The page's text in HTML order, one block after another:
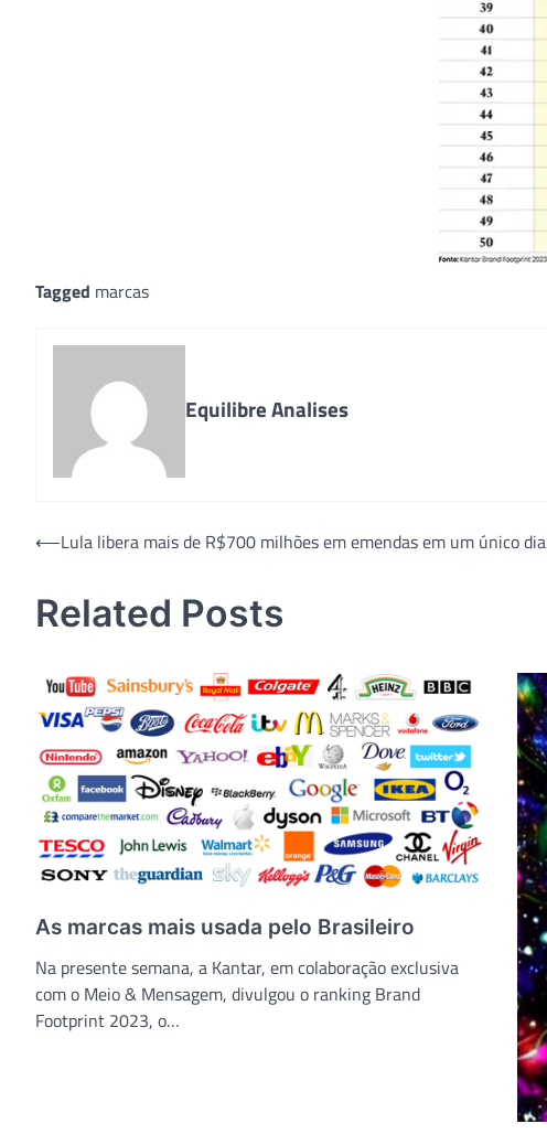
Tagged marcas
Equilibre Analises
Post
⟵Lula libera mais de R$700 milhões em emendas em um único dia
Related Posts
As marcas mais usada pelo Brasileiro
Na presente semana, a Kantar, em colaboração exclusiva
com o Meio & Mensagem, divulgou o ranking Brand
Footprint 2023, o…